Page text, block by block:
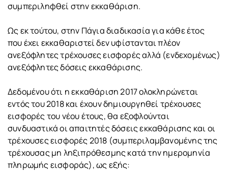
συμπεριληφθεί στην εκκαθάριση.
Ως εκ τούτου, στην Πάγια διαδικασία για κάθε έτος
που έχει εκκαθαριστεί δεν υφίστανται πλέον
ανεξόφλητες τρέχουσες εισφορές αλλά (ενδεχομένως)
ανεξόφλητες δόσεις εκκαθάρισης.
Δεδομένου ότι η εκκαθάριση 2017 ολοκληρώνεται
εντός του 2018 και έχουν δημιουργηθεί τρέχουσες
εισφορές του νέου έτους, θα εξοφλούνται
συνδυαστικά οι απαιτητές δόσεις εκκαθάρισης και οι
τρέχουσες εισφορές 2018 (συμπεριλαμβανομένης της
τρέχουσας μη ληξιπρόθεσμης κατά την ημερομηνία
πληρωμής εισφοράς), ως εξής: